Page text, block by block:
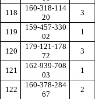
118
160-318-114
20
3
119
159-457-330
02
1
120
179-121-178
72
3
121
162-939-708
03
1
122
160-378-284
67
2